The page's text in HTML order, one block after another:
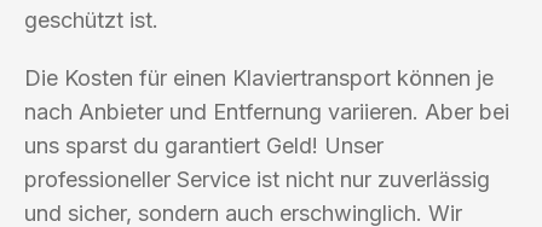
geschützt ist.
Die Kosten für einen Klaviertransport können je
nach Anbieter und Entfernung variieren. Aber bei
uns sparst du garantiert Geld! Unser
professioneller Service ist nicht nur zuverlässig
und sicher, sondern auch erschwinglich. Wir